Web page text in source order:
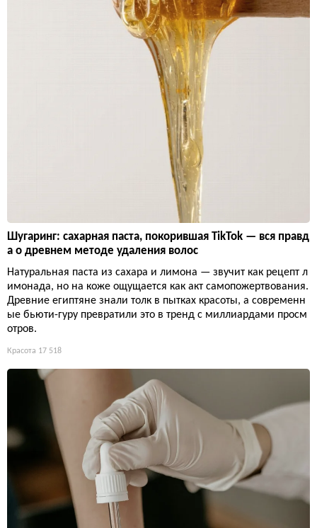
Шугаринг: сахарная паста, покорившая TikTok — вся правд
а о древнем методе удаления волос
Натуральная паста из сахара и лимона — звучит как рецепт л
имонада, но на коже ощущается как акт самопожертвования.
Древние египтяне знали толк в пытках красоты, а современн
ые бьюти-гуру превратили это в тренд с миллиардами просм
отров.
Красота 17 518